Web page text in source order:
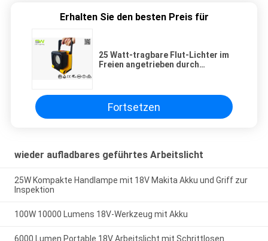
Erhalten Sie den besten Preis für
25 Watt-tragbare Flut-Lichter im
Freien angetrieben durch
Fortsetzen
wieder aufladbares geführtes Arbeitslicht
25W Kompakte Handlampe mit 18V Makita Akku und Griff zur
Inspektion
100W 10000 Lumens 18V-Werkzeug mit Akku
6000 Lumen Portable 18V Arbeitslicht mit Schrittlosen